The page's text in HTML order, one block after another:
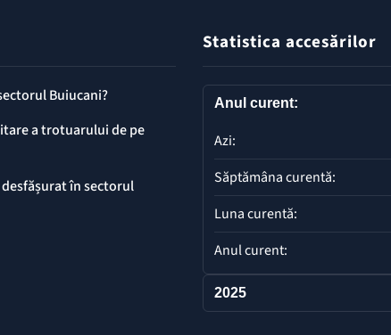
Buiucani?
a trotuarului de pe
în sectorul
Statistica accesărilor
Anul curent:
Azi:
Săptămâna curentă:
Luna curentă:
Anul curent:
2025
Deschide